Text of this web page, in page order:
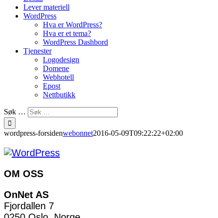
Lever materiell
WordPress
Hva er WordPress?
Hva er et tema?
WordPress Dashbord
Tjenester
Logodesign
Domene
Webhotell
Epost
Nettbutikk
Søk …
wordpress-forsidenwebonnet2016-05-09T09:22:22+02:00
OM OSS
OnNet AS
Fjordallen 7